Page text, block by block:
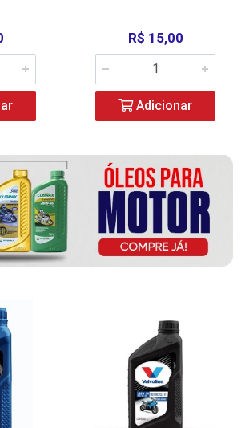
R$ 15,00
Adicionar